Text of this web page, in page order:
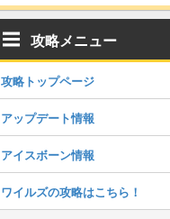
攻略メニュー
攻略トップページ
アップデート情報
アイスボーン情報
ワイルズの攻略はこちら！